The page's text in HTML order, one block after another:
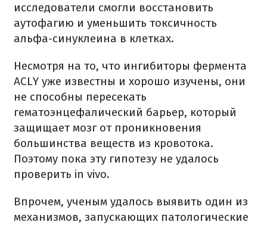
исследователи смогли восстановить
аутофагию и уменьшить токсичность
альфа-синуклеина в клетках.
Несмотря на то, что ингибиторы фермента
ACLY уже известны и хорошо изучены, они
не способны пересекать
гематоэнцефалический барьер, который
защищает мозг от проникновения
большинства веществ из кровотока.
Поэтому пока эту гипотезу не удалось
проверить in vivo.
Впрочем, ученым удалось выявить один из
механизмов, запускающих патологические